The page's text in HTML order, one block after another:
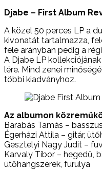
Djabe – First Album
A közel 50 perces LP a
kivonatát tartalmazza,
fele arányban pedig a
A Djabe LP
lére. Mind zenei
többi kiadványhoz.
Az albumon
Barabás Tamás –
Égerházi Attila – gitár,
Gesztelyi Nagy Judit –
Karvaly Tibor – hegedű,
ütőhangszerek, furulya